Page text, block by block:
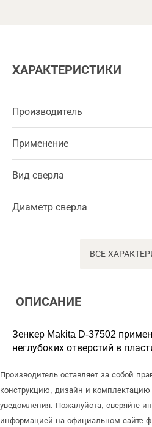
ХАРАКТЕРИСТИКИ
Производитель
Применение
Вид сверла
Диаметр сверла
ВСЕ
ОПИСАНИЕ
Зенкер Makita D-37502
неглубоких отверстий в
Производитель оставляет за собой
конструкцию, дизайн и комплектацию
уведомления. Пожалуйста, сверяйте
информацией на официальном сайте